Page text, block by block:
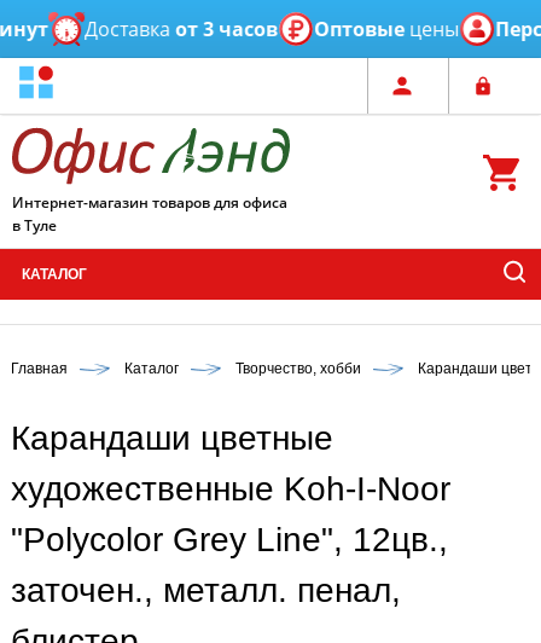
Доставкаот 3 часов Оптовыецены
Интернет-магазин товаров для офиса
в Туле
КАТАЛОГ
Главная Каталог Творчество, хобби Карандаши
Карандаши цветные
художественные Koh-I-Noor
"Polycolor Grey Line", 12цв.,
заточен., металл. пенал,